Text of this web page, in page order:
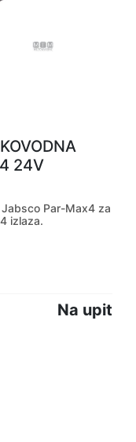
24V
Par-Max4 za
izlaza.
Na upit